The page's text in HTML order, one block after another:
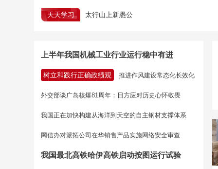
天天学习 太行山上新愚公
上半年我国机械工业行业运行稳中有进
树立和践行正确政绩观 推进作风建设常态化长效化
外交部谈广岛核爆81周年：日方应对历史心怀敬畏
我国正在加快构建从海洋到天空的自主钢材支撑体系
网信办对派拓公司在华销售产品实施网络安全审查
我国最北高铁哈伊高铁启动按图运行试验